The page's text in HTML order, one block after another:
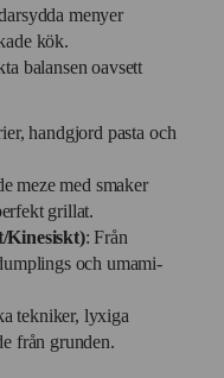
menyer
kök.
balansen oavsett
handgjord pasta och
meze med smaker
grillat.
Kinesiskt): Från
och umami-
tekniker, lyxiga
från grunden.